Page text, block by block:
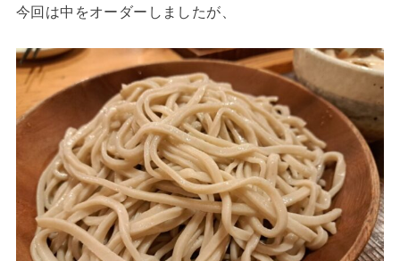
今回は中をオーダーしましたが、